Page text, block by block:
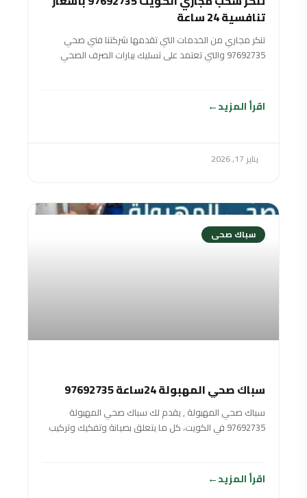
تنافسية 24 ساعة
تنكر مجاري من الخدمات التي تقدمها شركتنا فني صحي
97692735 والتي تعتمد على تسليك بيارات الصرف الصحي
اقرأ المزيد
يناير 17, 2026
سباك صحى
سباك صحي المهبولة 24ساعة 97692735
سباك صحي المهبولة , يقدم لك سباك صحي المهبولة
97692735 في الكويت، كل ما يتعلق بصيانة وتفكيك وتركيب
اقرأ المزيد